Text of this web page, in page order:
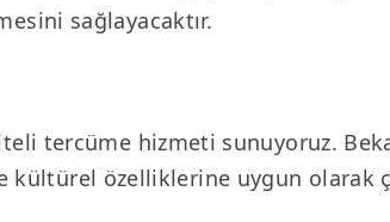
sağlayacaktır.
tercüme hizmeti sunuyoruz.
özelliklerine uygun olarak